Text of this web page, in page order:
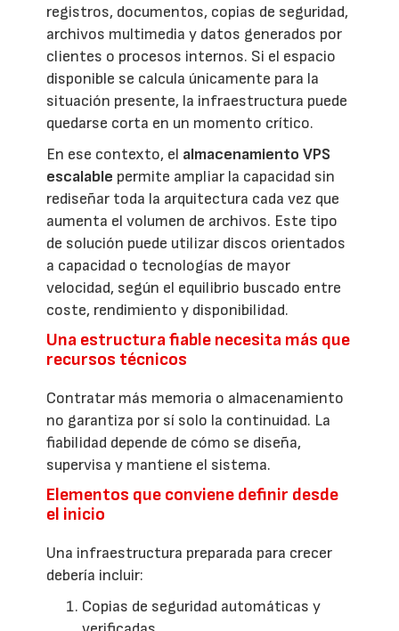
registros, documentos, copias de seguridad,
archivos multimedia y datos generados por
clientes o procesos internos. Si el espacio
disponible se calcula únicamente para la
situación presente, la infraestructura puede
quedarse corta en un momento crítico.
En ese contexto, el almacenamiento VPS
escalable permite ampliar la capacidad sin
rediseñar toda la arquitectura cada vez que
aumenta el volumen de archivos. Este tipo
de solución puede utilizar discos orientados
a capacidad o tecnologías de mayor
velocidad, según el equilibrio buscado entre
coste, rendimiento y disponibilidad.
Una estructura fiable necesita más que
recursos técnicos
Contratar más memoria o almacenamiento
no garantiza por sí solo la continuidad. La
fiabilidad depende de cómo se diseña,
supervisa y mantiene el sistema.
Elementos que conviene definir desde
el inicio
Una infraestructura preparada para crecer
debería incluir:
Copias de seguridad automáticas y